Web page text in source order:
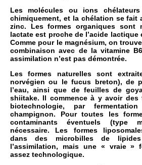
Les molécules ou ions
chimiquement, et la chélation se fait
zinc. Les formes organiques sont
lactate est proche de l’acide lactique
Comme pour le magnésium, on
combinaison avec de la vitamine
assimilation n’est pas démontrée.
Les formes naturelles sont
norvégien ou le fucus breton), de
l’eau, ainsi que de feuilles de
shiitake. Il commence à y avoir des
biotechnologie, par
champignon. Pour toutes les
contaminants éventuels (type
nécessaire. Les formes
dans des microbilles de
l’assimilation, mais une « vraie »
assez technologique.